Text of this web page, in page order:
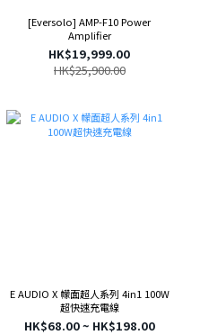
[Eversolo] AMP-F10 Power
Amplifier
HK$19,999.00
HK$25,900.00
E AUDIO X 幪面超人系列 4in1 100W
超快速充電線
HK$68.00 ~ HK$198.00